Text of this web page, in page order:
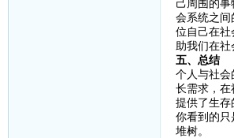
己周围的事
会系统之间
位自己在社
助我们在
五、总结
个人与社会
长需求，在
提供了生
你看到的
堆树。